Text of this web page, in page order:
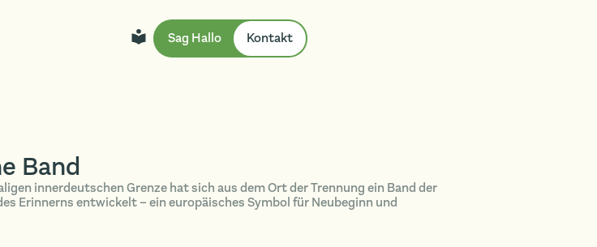
Sag Hallo Kontakt
Band
innerdeutschen Grenze hat sich aus dem Ort der Trennung ein Band der
Erinnerns entwickelt – ein europäisches Symbol für Neubeginn und